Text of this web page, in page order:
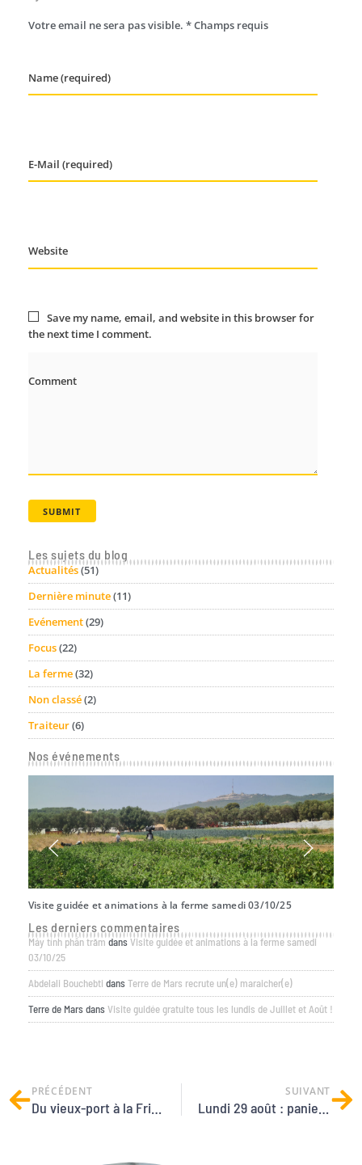
Votre email ne sera pas visible. * Champs requis
Name (required)
E-Mail (required)
Website
Save my name, email, and website in this browser for
the next time I comment.
Comment
Les sujets du blog
Actualités(51)
Dernière minute(11)
Evénement(29)
Focus(22)
La ferme(32)
Non classé(2)
Traiteur(6)
Nos événements
Visite guidée et animations à la ferme samedi 03/10/25
Les derniers commentaires
Máy tính phần trămdansVisite guidée et animations à la ferme samedi
03/10/25
Abdelali Bouchebti dansTerre de Mars recrute un(e) maraicher(e)
Terre de MarsdansVisite guidée gratuite tous les lundis de Juillet et Août !
PRÉCÉDENT SUIVANT